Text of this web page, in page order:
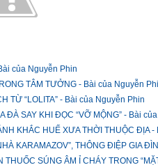
của Nguyễn Phin
TÂM TƯỞNG - Bài của Nguyễn
TỪ “LOLITA” - Bài của Nguyễn Phin
ĐÀ SAY KHI ĐỌC “VỠ MỘNG” - Bài
KHẮC HUẾ XƯA THỜI THUỘC ĐỊA
KARAMAZOV”, THÔNG ĐIỆP GIA
THUỐC SÚNG ÂM Ỉ CHÁY TRONG